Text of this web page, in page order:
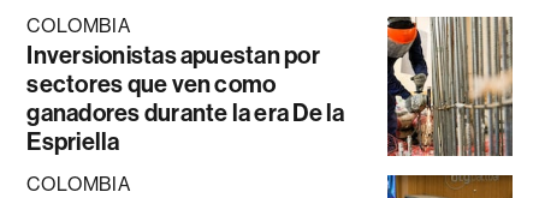
COLOMBIA
Inversionistas apuestan por
sectores que ven como
ganadores durante la era De la
Espriella
COLOMBIA